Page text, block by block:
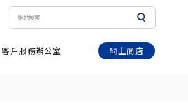
客戶服務辦公室 網上商店